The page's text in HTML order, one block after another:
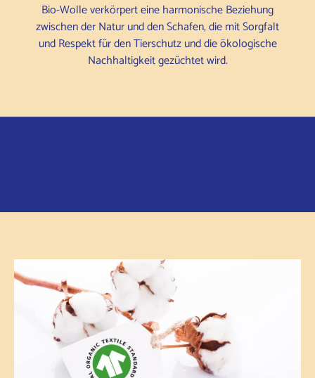
Bio-Wolle verkörpert eine harmonische Beziehung
zwischen der Natur und den Schafen, die mit Sorgfalt
und Respekt für den Tierschutz und die ökologische
Nachhaltigkeit gezüchtet wird.